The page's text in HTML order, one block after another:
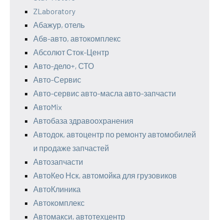
ZLaboratory
Абажур, отель
Абв-авто, автокомплекс
Абсолют Сток-Центр
Авто-дело+, СТО
Авто-Сервис
Авто-сервис авто-масла авто-запчасти
АвтоMix
Автобаза здравоохранения
Автодок, автоцентр по ремонту автомобилей
и продаже запчастей
Автозапчасти
АвтоКео Нск, автомойка для грузовиков
АвтоКлиника
Автокомплекс
Автомакси, автотехцентр